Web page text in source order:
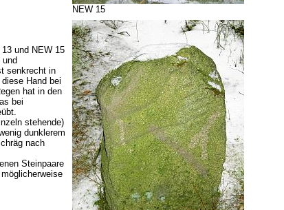
NEW 15
und NEW 15
senkrecht in
Hand bei
hat in den
bei
stehende)
dunklerem
nach
Steinpaare